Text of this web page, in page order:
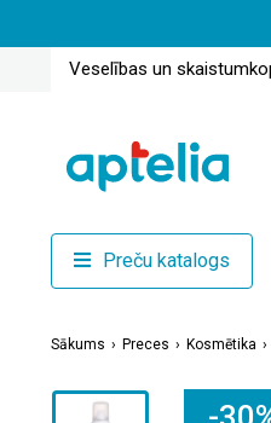
Veselības un
Preču katalogs
Sākums Preces Kosmētika